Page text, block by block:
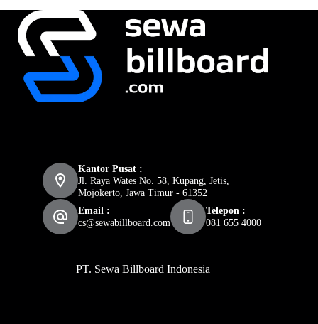
Kantor Pusat :
Jl. Raya Wates No. 58, Kupang, Jetis,
Mojokerto, Jawa Timur - 61352
Email :
cs@sewabillboard.com
Telepon :
081 655 4000
PT. Sewa Billboard Indonesia